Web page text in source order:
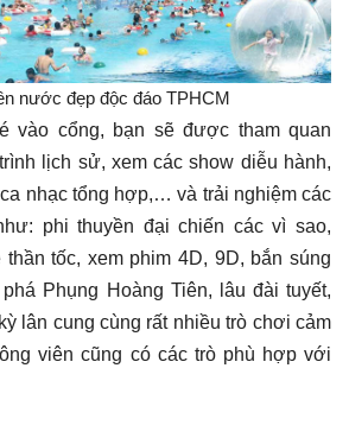
nước đẹp độc đáo TPHCM
vào cổng, bạn sẽ được tham quan
lịch sử, xem các show diễu hành,
nhạc tổng hợp,… và trải nghiệm các
phi thuyền đại chiến các vì sao,
tốc, xem phim 4D, 9D, bắn súng
Phụng Hoàng Tiên, lâu đài tuyết,
lân cung cùng rất nhiều trò chơi cảm
viên cũng có các trò phù hợp với